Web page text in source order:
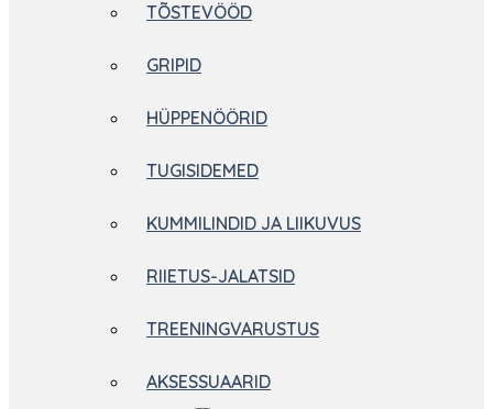
TÕSTEVÖÖD
GRIPID
HÜPPENÖÖRID
TUGISIDEMED
KUMMILINDID JA LIIKUVUS
RIIETUS-JALATSID
TREENINGVARUSTUS
AKSESSUAARID